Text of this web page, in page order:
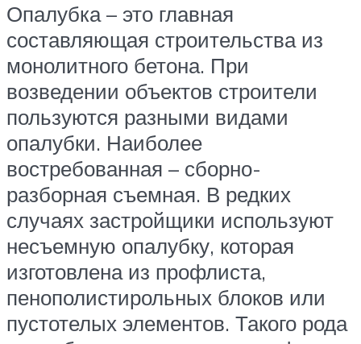
Опалубка – это главная
составляющая строительства из
монолитного бетона. При
возведении объектов строители
пользуются разными видами
опалубки. Наиболее
востребованная – сборно-
разборная съемная. В редких
случаях застройщики используют
несъемную опалубку, которая
изготовлена из профлиста,
пенополистирольных блоков или
пустотелых элементов. Такого рода